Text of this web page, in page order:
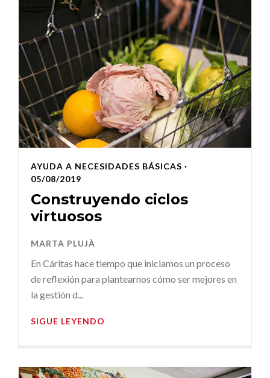
AYUDA A NECESIDADES BÁSICAS ·
05/08/2019
Construyendo ciclos
virtuosos
MARTA PLUJÀ
En Cáritas hace tiempo que iniciamos un proceso
de reflexión para plantearnos cómo ser mejores en
la gestión d...
SIGUE LEYENDO